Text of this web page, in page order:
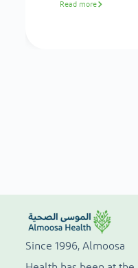
Read more
Since 1996, Almoosa